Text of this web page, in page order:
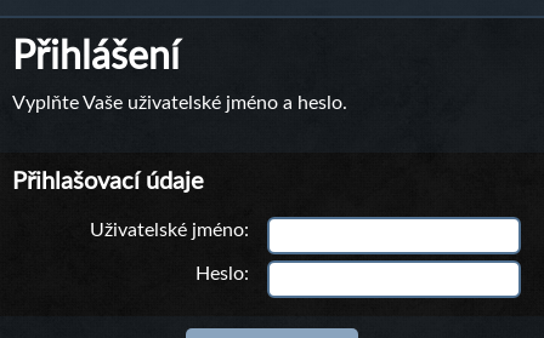
Přihlášení
Vyplňte Vaše uživatelské jméno a heslo.
Přihlašovací údaje
Uživatelské jméno
Heslo